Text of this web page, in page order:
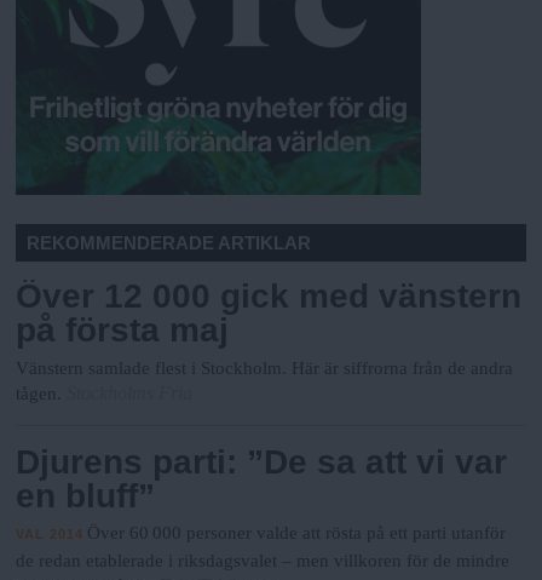
REKOMMENDERADE ARTIKLAR
Över 12 000 gick med vänstern
på första maj
Vänstern samlade flest i Stockholm. Här är siffrorna från de andra
tågen.
Djurens parti: ”De sa att vi var
en bluff”
VAL 2014 Över 60 000 personer valde att rösta på ett parti utanför
de redan etablerade i riksdagsvalet ­­– men villkoren för de mindre